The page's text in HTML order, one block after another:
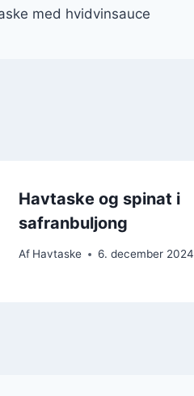
med hvidvinsauce
Havtaske og spinat i
safranbuljong
Af Havtaske 6. december 2024